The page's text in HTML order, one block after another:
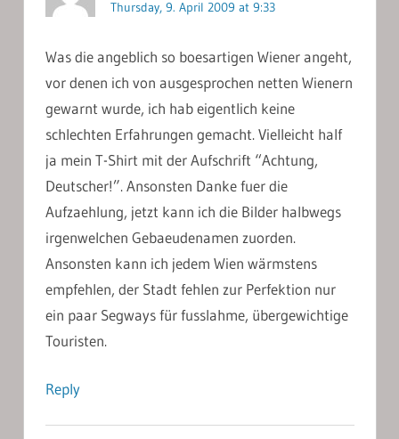
Thursday, 9. April 2009 at 9:33
Was die angeblich so boesartigen Wiener angeht,
vor denen ich von ausgesprochen netten Wienern
gewarnt wurde, ich hab eigentlich keine
schlechten Erfahrungen gemacht. Vielleicht half
ja mein T-Shirt mit der Aufschrift “Achtung,
Deutscher!”. Ansonsten Danke fuer die
Aufzaehlung, jetzt kann ich die Bilder halbwegs
irgenwelchen Gebaeudenamen zuorden.
Ansonsten kann ich jedem Wien wärmstens
empfehlen, der Stadt fehlen zur Perfektion nur
ein paar Segways für fusslahme, übergewichtige
Touristen.
Reply